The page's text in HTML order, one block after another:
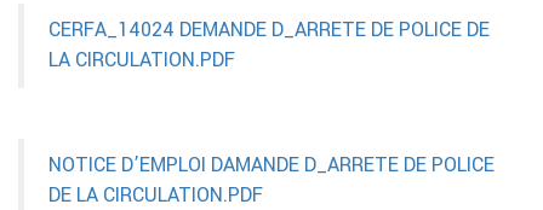
CERFA_14024 DEMANDE D_ARRETE DE POLICE DE
LA CIRCULATION.PDF
NOTICE D’EMPLOI DAMANDE D_ARRETE DE POLICE
DE LA CIRCULATION.PDF